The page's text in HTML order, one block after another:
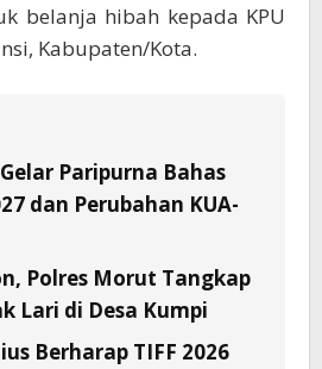
belanja hibah kepada KPU
Kabupaten/Kota.
Paripurna Bahas
dan Perubahan KUA-
Polres Morut Tangkap
Lari di Desa Kumpi
Berharap TIFF 2026